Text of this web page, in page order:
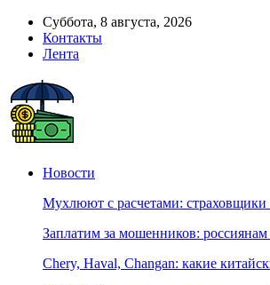
Суббота, 8 августа, 2026
Контакты
Лента
Новости
Мухлюют с расчетами:
Заплатим за мошенников:
Chery, Haval, Changan: какие